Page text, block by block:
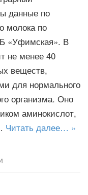
данные по
молока по
«Уфимская». В
не менее 40
веществ,
для нормального
организма. Оно
аминокислот,
Читать далее… »